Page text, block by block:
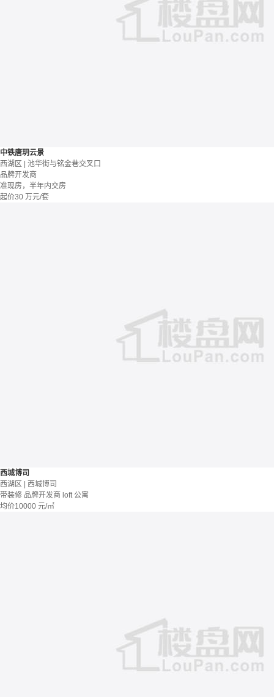
中铁唐玥云景
西湖区 | 池华街与铭金巷交叉口
品牌开发商
准现房，半年内交房
起价30 万元/套
西城博司
西湖区 | 西城博司
带装修 品牌开发商 loft 公寓
均价10000 元/㎡